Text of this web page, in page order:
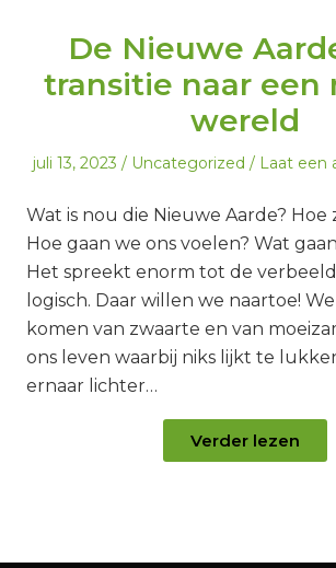
De Nieuwe
transitie naar een
wereld
Geplaatst
juli 13, 2023
Geplaatst
Uncategorized Laat een
Wat is nou die Nieuwe Aarde? Hoe
Hoe gaan we ons voelen? Wat
Het spreekt enorm tot de
logisch. Daar willen we naartoe!
komen van zwaarte en van
ons leven waarbij niks lijkt te
ernaar lichter…
Verder lezen